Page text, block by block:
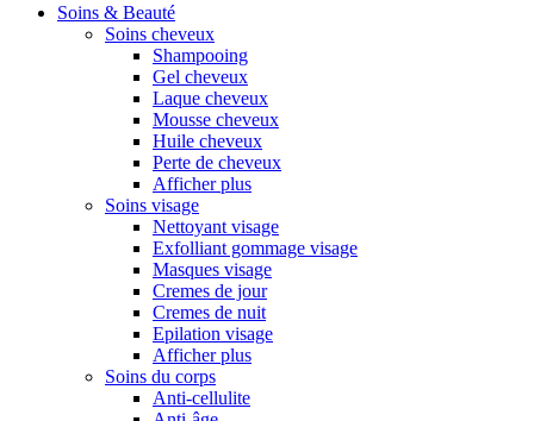
Soins & Beauté
Soins cheveux
Shampooing
Gel cheveux
Laque cheveux
Mousse cheveux
Huile cheveux
Perte de cheveux
Afficher plus
Soins visage
Nettoyant visage
Exfolliant gommage visage
Masques visage
Cremes de jour
Cremes de nuit
Epilation visage
Afficher plus
Soins du corps
Anti-cellulite